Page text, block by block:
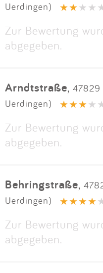
Uerdingen)
Zur Bewertung
abgegeben.
Arndtstraße, 47829
Uerdingen)
Zur Bewertung
abgegeben.
Behringstraße,
Uerdingen)
Zur Bewertung
abgegeben.